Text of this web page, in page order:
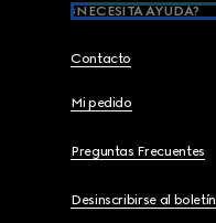
¿NECESITA AYUDA?
Contacto
Mi pedido
Preguntas Frecuentes
Desinscribirse al boletín